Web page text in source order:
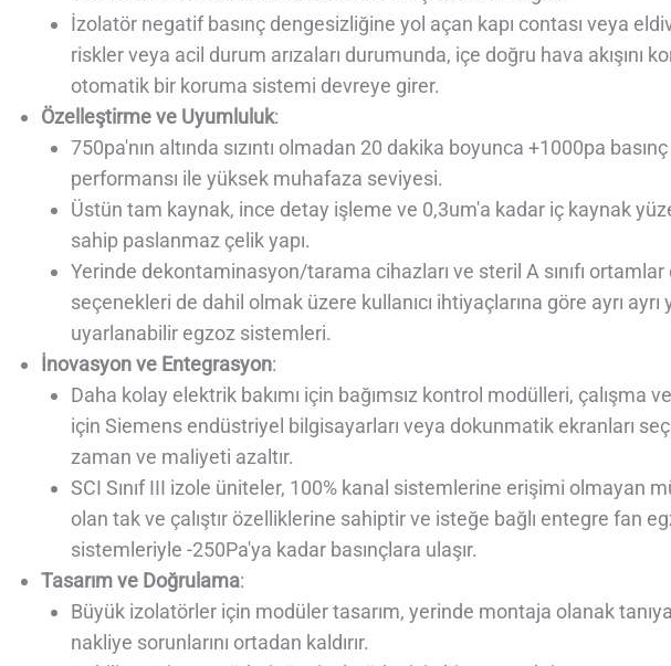
İzolatör negatif basınç dengesizliğine yol açan kapı contası veya
riskler veya acil durum arızaları durumunda, içe doğru hava akışını
otomatik bir koruma sistemi devreye girer.
Özelleştirme ve Uyumluluk:
750pa'nın altında sızıntı olmadan 20 dakika boyunca +1000pa
performansı ile yüksek muhafaza seviyesi.
Üstün tam kaynak, ince detay işleme ve 0,3um'a kadar iç kaynak
sahip paslanmaz çelik yapı.
Yerinde dekontaminasyon/tarama cihazları ve steril A sınıfı
seçenekleri de dahil olmak üzere kullanıcı ihtiyaçlarına göre ayrı ayrı
uyarlanabilir egzoz sistemleri.
İnovasyon ve Entegrasyon:
Daha kolay elektrik bakımı için bağımsız kontrol modülleri, çalışma
için Siemens endüstriyel bilgisayarları veya dokunmatik ekranları
zaman ve maliyeti azaltır.
SCI Sınıf III izole üniteler, 100% kanal sistemlerine erişimi olmayan
olan tak ve çalıştır özelliklerine sahiptir ve isteğe bağlı entegre fan
sistemleriyle -250Pa'ya kadar basınçlara ulaşır.
Tasarım ve Doğrulama:
Büyük izolatörler için modüler tasarım, yerinde montaja olanak
nakliye sorunlarını ortadan kaldırır.